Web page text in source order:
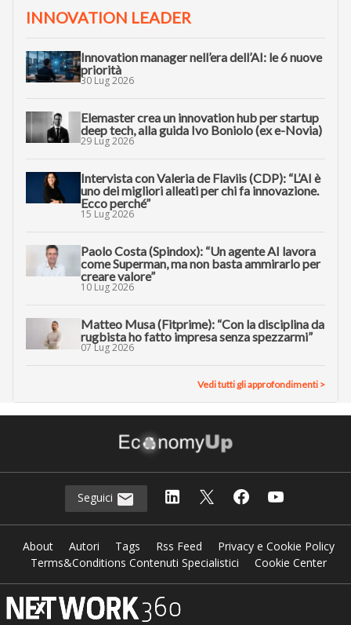
INNOVATION LEADER
Innovation manager nell’era dell’AI: le 6 nuove
priorità
30 Lug 2026
Elemaster crea un innovation hub per startup
deep tech, alla guida Ivo Boniolo (ex e-Novia)
29 Lug 2026
Intervista con Valeria de Flaviis (CDP): “L’AI è
uno dei migliori alleati per chi fa innovazione.
Ecco perché”
15 Lug 2026
Paolo Costa (Spindox): “Un agente AI lavora
come Superman, ma non basta ammirarlo per
creare valore”
10 Lug 2026
Matteo Musa (Fitprime): “Con la disciplina da
rugbista ho fatto impresa senza spezzarmi”
07 Lug 2026
Vedi tutti gli approfondimenti >
Seguici
About Autori Tags Rss Feed
Privacy e Cookie Policy
Terms&Conditions Contenuti Specialistici
Cookie Center